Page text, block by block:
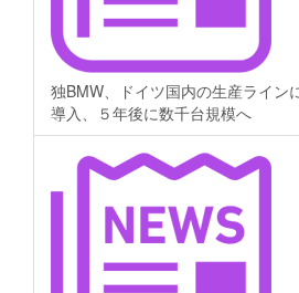
独BMW、ドイツ国内の生産ライン
導入、５年後に数千台規模へ